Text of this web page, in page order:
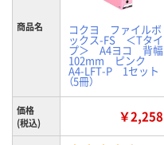
商品名 コクヨ ファイルボ
ックス-FS ＜Tタイ
プ＞ A4ヨコ 背幅
102mm ピンク
A4-LFT-P 1セット
（5冊）
価格
(税込)
￥2,258